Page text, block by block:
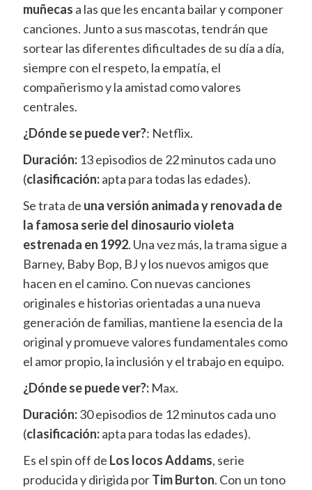
muñecas a las que les encanta bailar y componer
canciones. Junto a sus mascotas, tendrán que
sortear las diferentes dificultades de su día a día,
siempre con el respeto, la empatía, el
compañerismo y la amistad como valores
centrales.
¿Dónde se puede ver?: Netflix.
Duración: 13 episodios de 22 minutos cada uno
(clasificación:apta para todas las edades).
Se trata de una versión animada y renovada de
la famosa serie del dinosaurio violeta
estrenada en 1992. Una vez más, la trama sigue a
Barney, Baby Bop, BJ y los nuevos amigos que
hacen en el camino. Con nuevas canciones
originales e historias orientadas a una nueva
generación de familias, mantiene la esencia de la
original y promueve valores fundamentales como
el amor propio, la inclusión y el trabajo en equipo.
¿Dónde se puede ver?: Max.
Duración:30 episodios de 12 minutos cada uno
(clasificación:apta para todas las edades).
Es el spin off de Los locos Addams, serie
producida y dirigida porTim Burton. Con un tono